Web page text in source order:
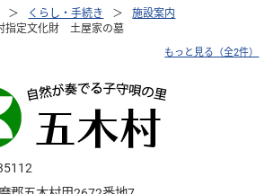
くらし・手続き
施設案内
指定文化財 土屋家の墓
もっと見る（全2件）